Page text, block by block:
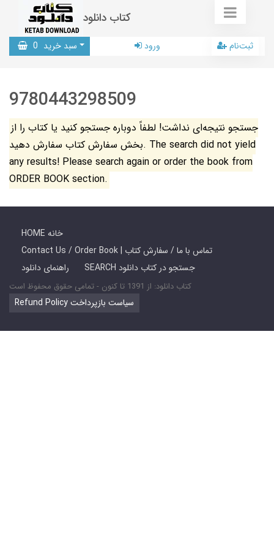
کتاب دانلود
سبد خرید 0 ورود ثبت‌نام
9780443298509
جستجو نتیجه‌ای نداشت! لطفاً دوباره جستجو کنید یا کتاب را از
بخش سفارش کتاب سفارش دهید. The search did not yield
any results! Please search again or order the book from
ORDER BOOK section.
HOME خانه
Contact Us / Order Book | تماس با ما / سفارش کتاب
راهنمای دانلود
SEARCH جستجو در کتاب دانلود
کتاب دانلود: از 1391 تا کنون - تمامی حقوق محفوظ است
Refund Policy سیاست بازپرداخت